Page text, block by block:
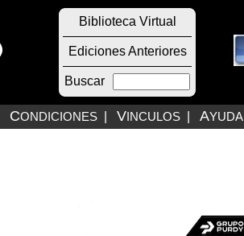
Biblioteca Virtual
Ediciones Anteriores
Buscar
CONDICIONES VINCULOS AYUDA